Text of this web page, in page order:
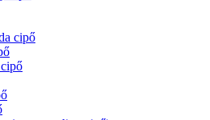
cipő